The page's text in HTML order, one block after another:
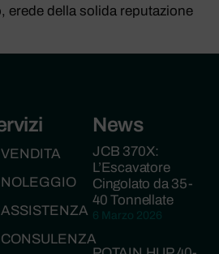
erede della solida reputazione
VENDITA
NOLEGGIO
ASSISTENZA
CONSULENZA
News
JCB 370X:
L’Escavatore
Cingolato da 35-
40 Tonnellate
6 Marzo 2026